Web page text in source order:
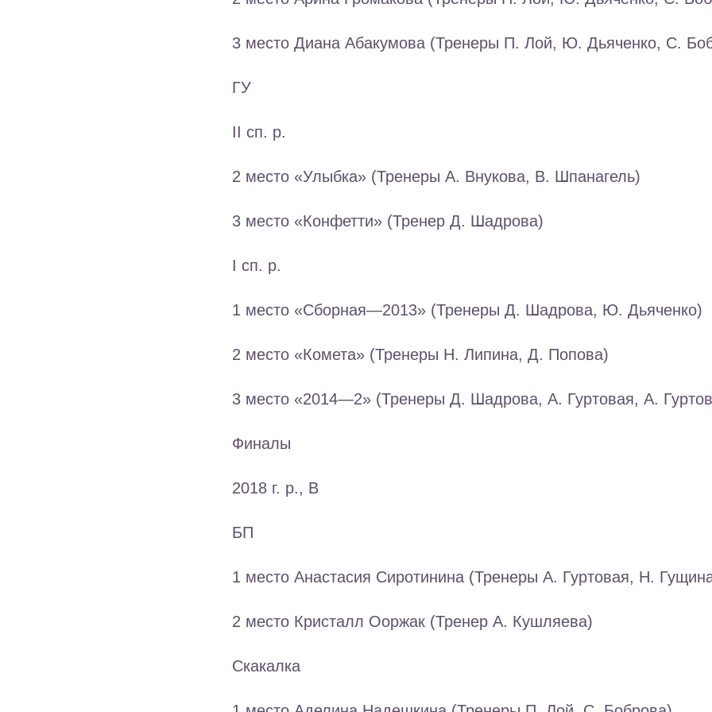
3 место Диана Абакумова (Тренеры П. Лой, Ю. Дьяченко, С.
ГУ
II сп. р.
2 место «Улыбка» (Тренеры А. Внукова, В. Шпанагель)
3 место «Конфетти» (Тренер Д. Шадрова)
I сп. р.
1 место «Сборная—2013» (Тренеры Д. Шадрова, Ю. Дьяченко)
2 место «Комета» (Тренеры Н. Липина, Д. Попова)
3 место «2014—2» (Тренеры Д. Шадрова, А. Гуртовая, А.
Финалы
2018 г. р., В
БП
1 место Анастасия Сиротинина (Тренеры А. Гуртовая, Н.
2 место Кристалл Ооржак (Тренер А. Кушляева)
Скакалка